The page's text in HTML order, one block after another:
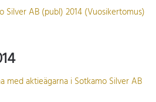
Silver AB (publ) 2014 (Vuosikertomus)
med aktieägarna i Sotkamo Silver AB